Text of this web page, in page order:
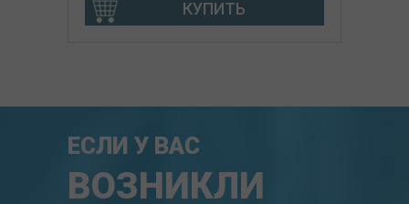
КУПИТЬ
ЕСЛИ У ВАС
ВОЗНИКЛИ